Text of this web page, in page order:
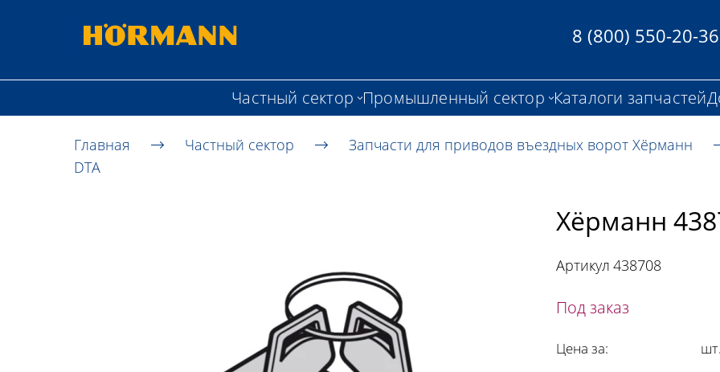
8 (800) 550-20-36
Частный сектор Промышленный сектор Каталоги запчастей
Главная Частный сектор Запчасти для приводов въездных ворот Хёрманн
DTA
Хёрманн
Артикул 438708
Под заказ
Цена за: шт.